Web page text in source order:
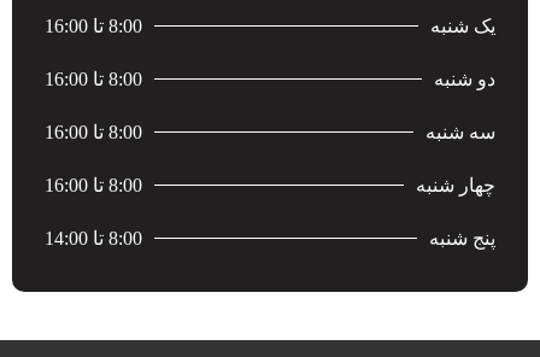
یک شنبه 8:00 تا 16:00
دو شنبه 8:00 تا 16:00
سه شنبه 8:00 تا 16:00
چهار شنبه 8:00 تا 16:00
پنج شنبه 8:00 تا 14:00